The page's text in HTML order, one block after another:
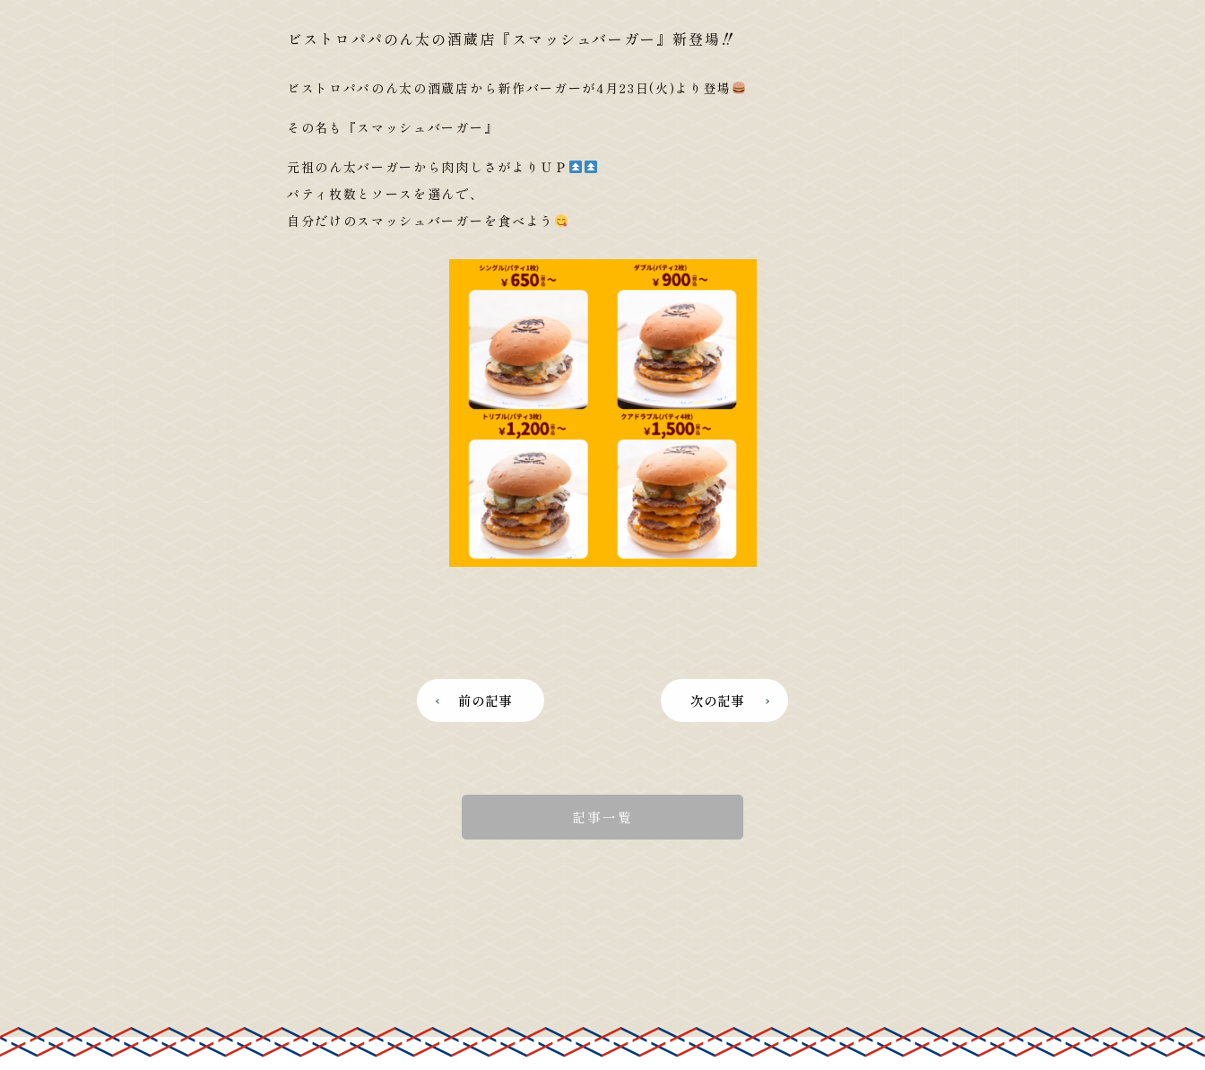
ビストロパパのん太の酒蔵店『スマッシュバーガー』新登場‼
ビストロパパのん太の酒蔵店から新作バーガーが4月23日(火)より登場
その名も『スマッシュバーガー』
元祖のん太バーガーから肉肉しさがよりＵＰ
パティ枚数とソースを選んで、
自分だけのスマッシュバーガーを食べよう
前の記事 次の記事
記事一覧